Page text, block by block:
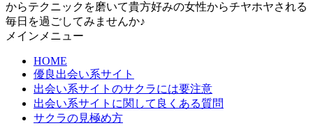
からテクニックを磨いて貴方好みの女性からチヤホヤされる
毎日を過ごしてみませんか♪
メインメニュー
HOME
優良出会い系サイト
出会い系サイトのサクラには要注意
出会い系サイトに関して良くある質問
サクラの見極め方